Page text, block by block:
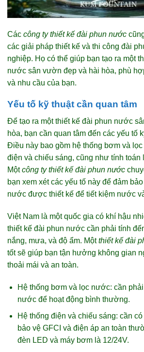
Các công ty thiết kế đài phun nước
các giải pháp thiết kế và thi công đài
nghiệp. Họ có thể giúp bạn tạo ra một
nước sân vườn đẹp và hài hòa, phù
và nhu cầu của bạn.
Yếu tố kỹ thuật cần quan tâm
Để tạo ra một thiết kế đài phun nước
hòa, bạn cần quan tâm đến các yếu tố
Điều này bao gồm hệ thống bơm và
điện và chiếu sáng, cũng như tính
Mộtcông ty thiết kế đài phun nước
bạn xem xét các yếu tố này để đảm
nước được thiết kế để tiết kiệm nước
Việt Nam là một quốc gia có khí hậu
thiết kế đài phun nước cần phải tính
nắng, mưa, và độ ẩm. Mộtthiết kế đài
tốt sẽ giúp bạn tận hưởng không gian
thoải mái và an toàn.
Hệ thống bơm và lọc nước: cần
nước để hoạt động bình thường.
Hệ thống điện và chiếu sáng: cần
bảo vệ GFCI và điện áp an toàn
đèn LED và máy bơm là 12/24V.